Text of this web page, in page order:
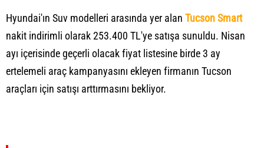
Hyundai'ın Suv modelleri arasında yer alan Tucson Smart
nakit indirimli olarak 253.400 TL'ye satışa sunuldu. Nisan
ayı içerisinde geçerli olacak fiyat listesine birde 3 ay
ertelemeli araç kampanyasını ekleyen firmanın Tucson
araçları için satışı arttırmasını bekliyor.